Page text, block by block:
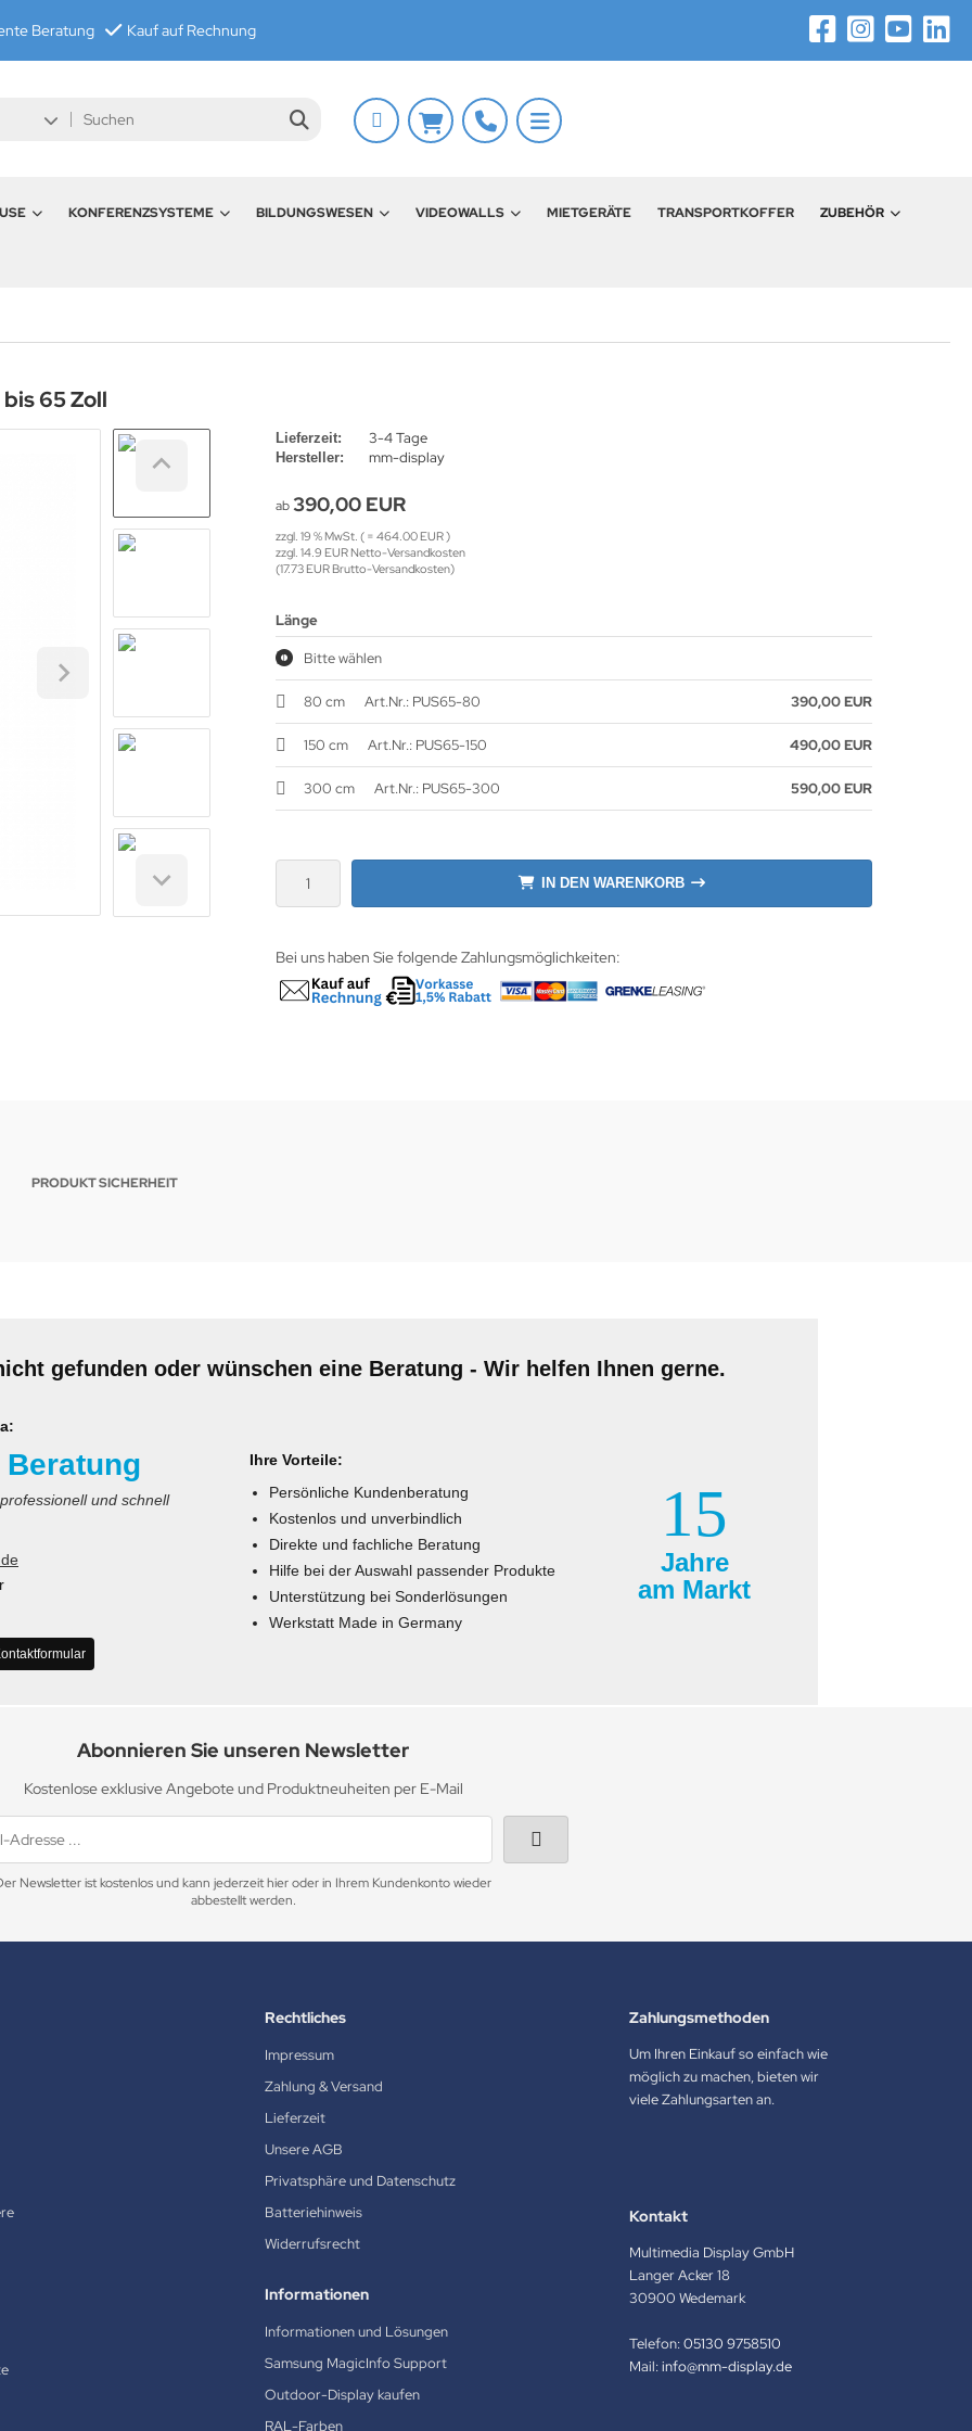
Beratung Kauf auf Rechnung
KONFERENZSYSTEME BILDUNGSWESEN VIDEOWALLS MIETGERÄTE TRANSPORTKOFFER ZUBEHÖR
65 Zoll
Lieferzeit: 3-4 Tage
Hersteller: mm-display
ab390,00 EUR
zzgl. 19 % MwSt. ( = 464.00 EUR )
zzgl. 14.9 EUR Netto-Versandkosten
(17.73 EUR Brutto-Versandkosten)
Länge
Bitte wählen
80 cm Art.Nr.: PUS65-80 390,00 EUR
150 cm Art.Nr.: PUS65-150 490,00 EUR
300 cm Art.Nr.: PUS65-300 590,00 EUR
IN DEN WARENKORB
Bei uns haben Sie folgende Zahlungsmöglichkeiten:
PRODUKT SICHERHEIT
gefunden oder wünschen eine Beratung - Wir helfen Ihnen gerne.
und schnell
Ihre Vorteile:
Persönliche Kundenberatung
Kostenlos und unverbindlich
Direkte und fachliche Beratung
Hilfe bei der Auswahl passender Produkte
Unterstützung bei Sonderlösungen
Werkstatt Made in Germany
15
Jahre
am Markt
Abonnieren Sie unseren Newsletter
Kostenlose exklusive Angebote und Produktneuheiten per E-Mail
Newsletter ist kostenlos und kann jederzeit hier oder in Ihrem Kundenkonto wieder
abbestellt werden.
Rechtliches
Impressum
Zahlung & Versand
Lieferzeit
Unsere AGB
Privatsphäre und Datenschutz
Batteriehinweis
Widerrufsrecht
Informationen
Informationen und Lösungen
Samsung MagicInfo Support
Outdoor-Display kaufen
RAL-Farben
Zahlungsmethoden
Um Ihren Einkauf so einfach wie
möglich zu machen, bieten wir
viele Zahlungsarten an.
Kontakt
Multimedia Display GmbH
Langer Acker 18
30900 Wedemark
Telefon:05130 9758510
Mail:info@mm-display.de